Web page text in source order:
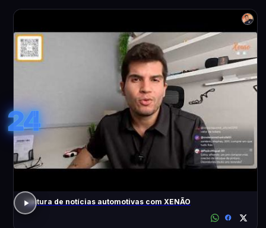
24
Leitura de notícias automotivas com XENÃO